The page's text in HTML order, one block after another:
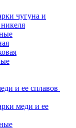
чугуна и
и ее сплавов
меди и ее